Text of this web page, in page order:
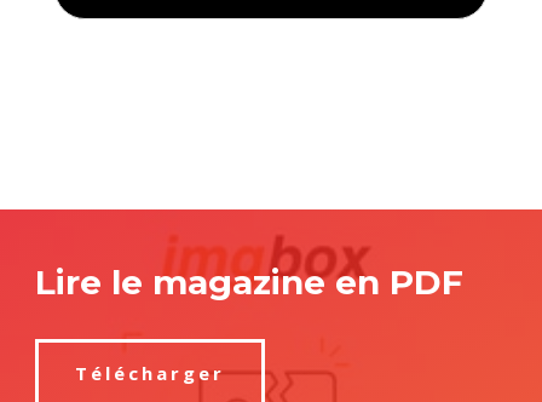
Lire le magazine en PDF
Télécharger